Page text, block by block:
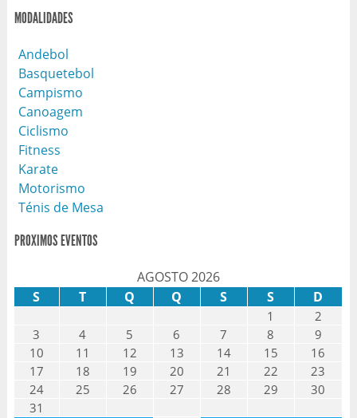
MODALIDADES
Andebol
Basquetebol
Campismo
Canoagem
Ciclismo
Fitness
Karate
Motorismo
Ténis de Mesa
PROXIMOS EVENTOS
AGOSTO 2026
S
T Q Q S S D
1
2
3
4 5 6 7 8
9
10
11 12 13 14 15
16
17
18 19 20 21 22
23
24
25 26 27 28 29
30
31